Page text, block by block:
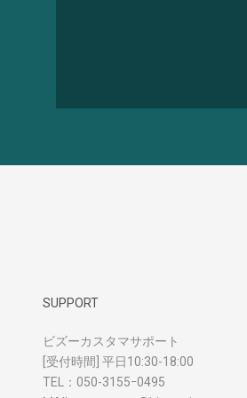
SUPPORT
ビズーカスタマサポート
[受付時間] 平日10:30-18:00
TEL： 050-3155ｰ0495